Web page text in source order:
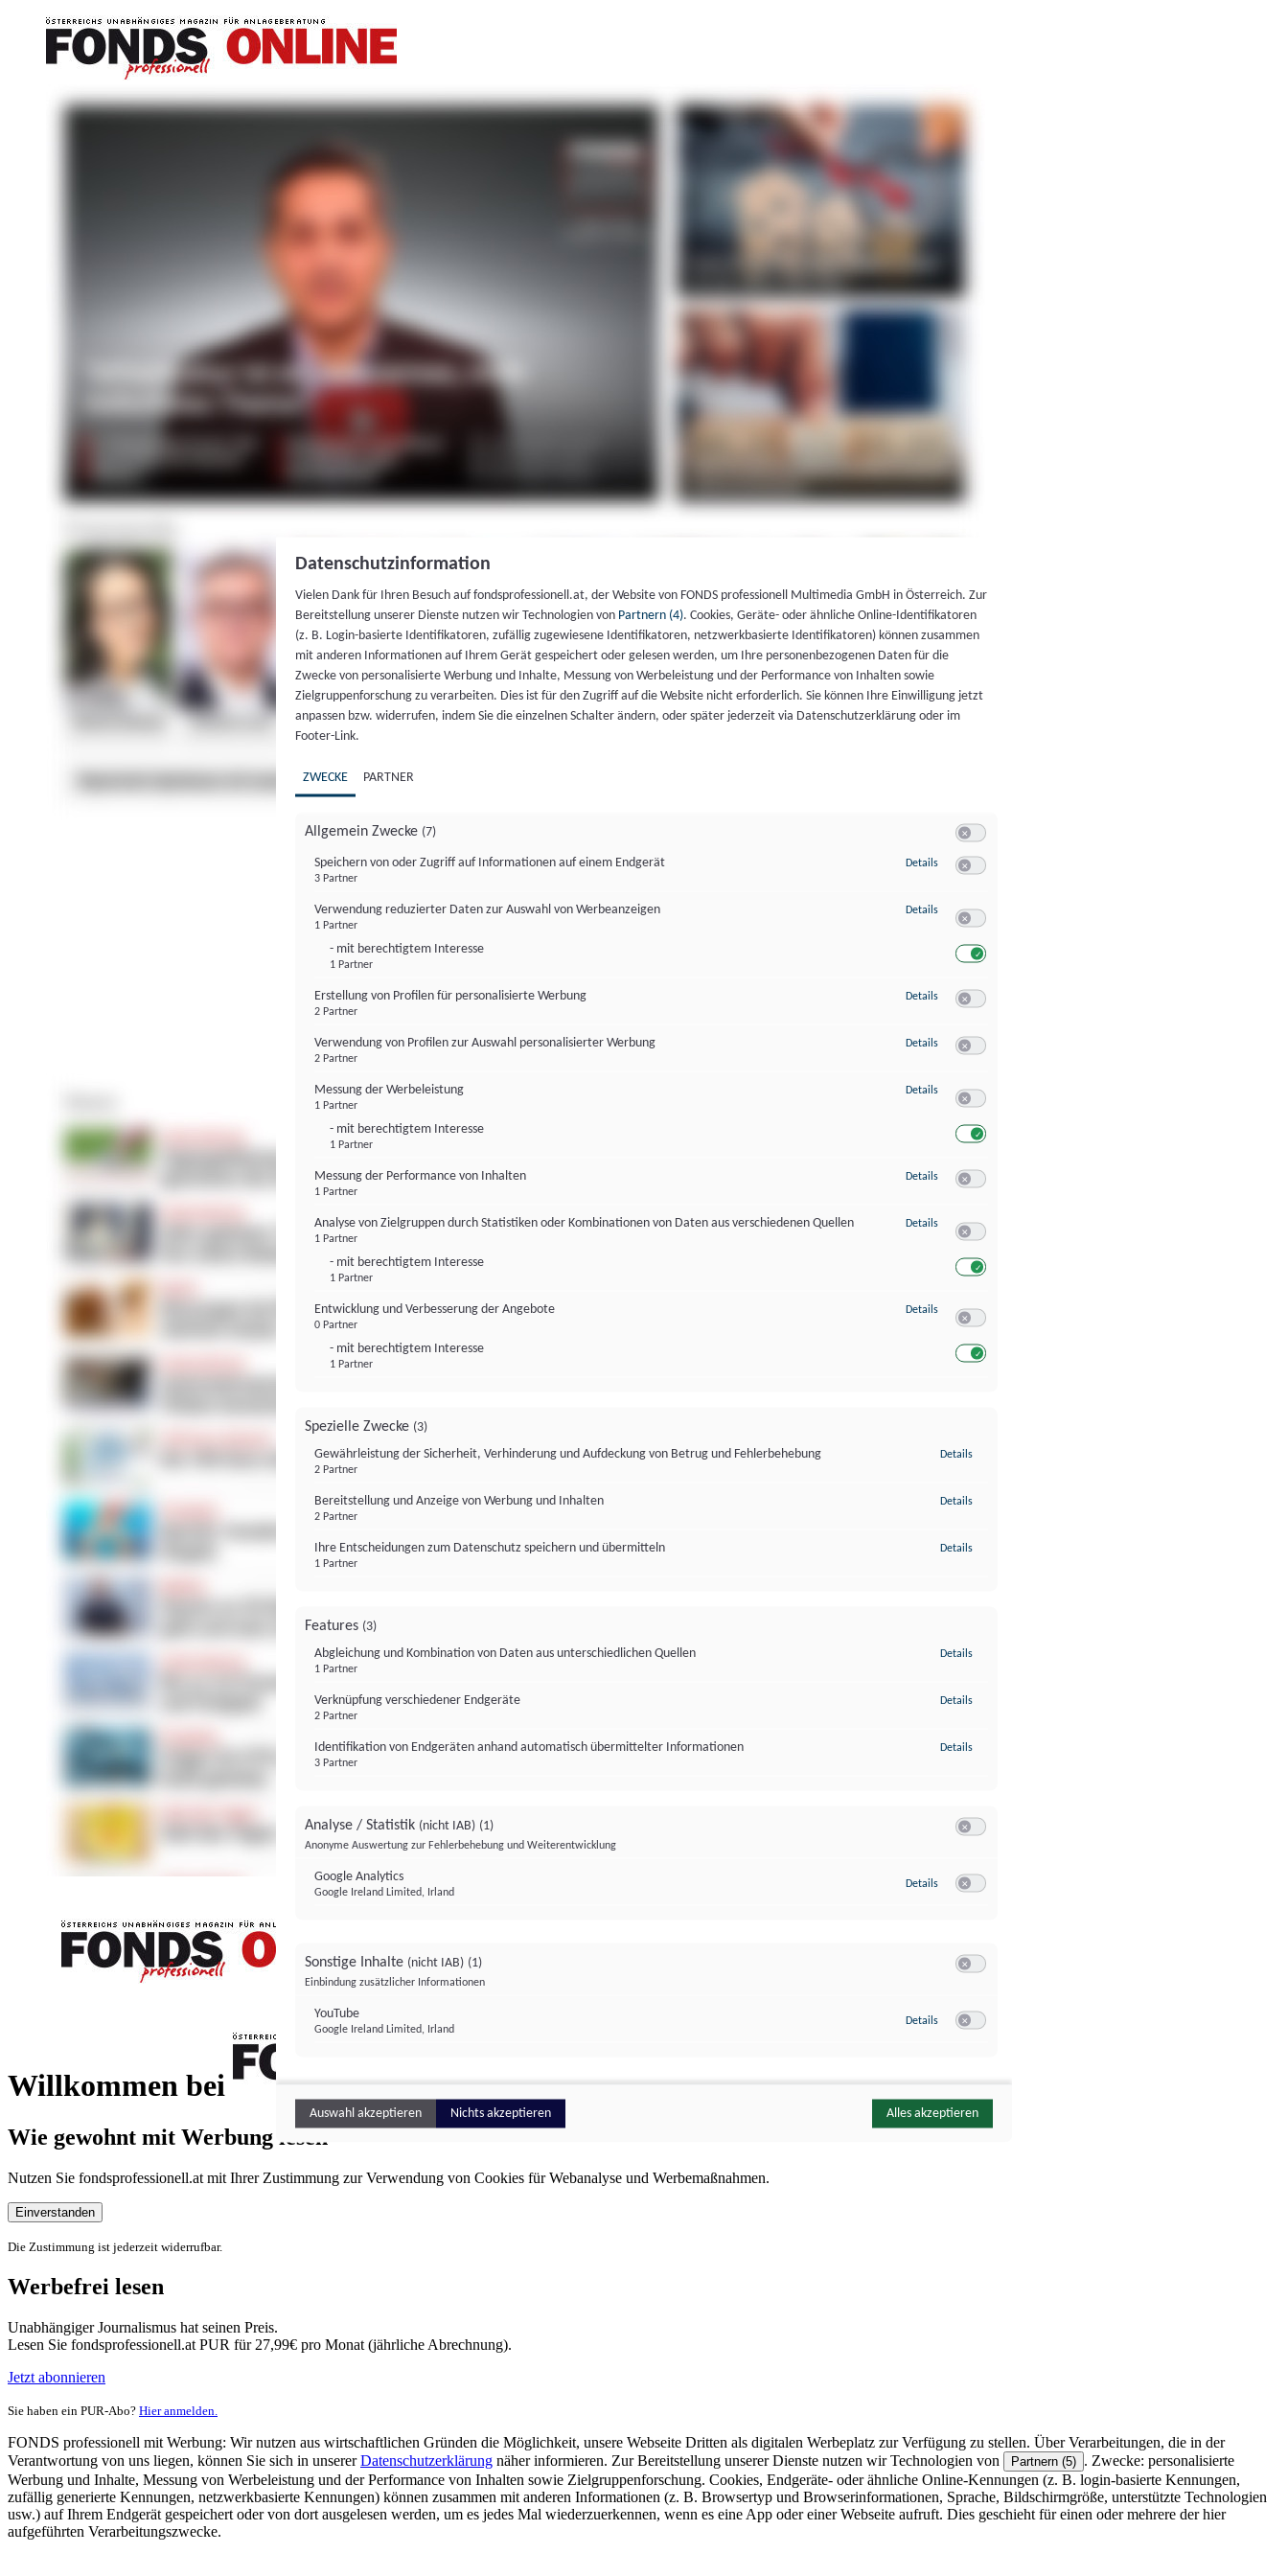
Willkommen bei
FONDS professionell
Wie gewohnt mit Werbung lesen
Nutzen Sie fondsprofessionell.at mit Ihrer Zustimmung zur Verwendung von Cookies für Webanalyse und Werbemaßnahmen.
Einverstanden
Die Zustimmung ist jederzeit widerrufbar.
Werbefrei lesen
Unabhängiger Journalismus hat seinen Preis.
Lesen Sie fondsprofessionell.at PUR für 27,99€ pro Monat (jährliche Abrechnung).
Jetzt abonnieren
Sie haben ein PUR-Abo? Hier anmelden.
FONDS professionell mit Werbung: Wir nutzen aus wirtschaftlichen Gründen die Möglichkeit, unsere Webseite Dritten als digitalen Werbeplatz zur Verfügung zu stellen. Über Verarbeitungen, die in der
Verantwortung von uns liegen, können Sie sich in unsererDatenschutzerklärung näher informieren. Zur Bereitstellung unserer Dienste nutzen wir Technologien von Partnern (5) . Zwecke: personalisierte
Werbung und Inhalte, Messung von Werbeleistung und der Performance von Inhalten sowie Zielgruppenforschung. Cookies, Endgeräte- oder ähnliche Online-Kennungen (z. B. login-basierte Kennungen,
zufällig generierte Kennungen, netzwerkbasierte Kennungen) können zusammen mit anderen Informationen (z. B. Browsertyp und Browserinformationen, Sprache, Bildschirmgröße, unterstützte Technologien
usw.) auf Ihrem Endgerät gespeichert oder von dort ausgelesen werden, um es jedes Mal wiederzuerkennen, wenn es eine App oder einer Webseite aufruft. Dies geschieht für einen oder mehrere der hier
aufgeführten Verarbeitungszwecke.
Datenschutzinformation
Vielen Dank für Ihren Besuch auf fondsprofessionell.at, der Website von FONDS professionell Multimedia GmbH in Österreich. Zur
Bereitstellung unserer Dienste nutzen wir Technologien von Partnern (4). Cookies, Geräte- oder ähnliche Online-Identifikatoren
(z. B. Login-basierte Identifikatoren, zufällig zugewiesene Identifikatoren, netzwerkbasierte Identifikatoren) können zusammen
mit anderen Informationen auf Ihrem Gerät gespeichert oder gelesen werden, um Ihre personenbezogenen Daten für die
Zwecke von personalisierte Werbung und Inhalte, Messung von Werbeleistung und der Performance von Inhalten sowie
Zielgruppenforschung zu verarbeiten. Dies ist für den Zugriff auf die Website nicht erforderlich. Sie können Ihre Einwilligung jetzt
anpassen bzw. widerrufen, indem Sie die einzelnen Schalter ändern, oder später jederzeit via Datenschutzerklärung oder im
Footer-Link.
ZWECKE PARTNER
Allgemein Zwecke (7)
Speichern von oder Zugriff auf Informationen auf einem Endgerät
3 Partner
Details zu Speichern von oder Zugriff auf Informationen auf einem Endgerät
Verwendung reduzierter Daten zur Auswahl von Werbeanzeigen
1 Partner
- mit berechtigtem Interesse
1 Partner
Details zu Verwendung reduzierter Daten zur Auswahl von Werbeanzeigen
Erstellung von Profilen für personalisierte Werbung
2 Partner
Details zu Erstellung von Profilen für personalisierte Werbung
Verwendung von Profilen zur Auswahl personalisierter Werbung
2 Partner
Details zu Verwendung von Profilen zur Auswahl personalisierter Werbung
Messung der Werbeleistung
1 Partner
- mit berechtigtem Interesse
1 Partner
Details zu Messung der Werbeleistung
Messung der Performance von Inhalten
1 Partner
Details zu Messung der Performance von Inhalten
Analyse von Zielgruppen durch Statistiken oder Kombinationen von Daten aus verschiedenen Quellen
1 Partner
- mit berechtigtem Interesse
1 Partner
Details zu Analyse von Zielgruppen durch Statistiken oder Kombinationen von
Entwicklung und Verbesserung der Angebote
0 Partner
- mit berechtigtem Interesse
1 Partner
Details zu Entwicklung und Verbesserung der Angebote
Spezielle Zwecke (3)
Gewährleistung der Sicherheit, Verhinderung und Aufdeckung von Betrug und Fehlerbehebung
2 Partner
Details
Bereitstellung und Anzeige von Werbung und Inhalten
2 Partner
Details
Ihre Entscheidungen zum Datenschutz speichern und übermitteln
1 Partner
Details
Features (3)
Abgleichung und Kombination von Daten aus unterschiedlichen Quellen
1 Partner
Details
Verknüpfung verschiedener Endgeräte
2 Partner
Details
Identifikation von Endgeräten anhand automatisch übermittelter Informationen
3 Partner
Details
Analyse / Statistik (nicht IAB) (1)
Anonyme Auswertung zur Fehlerbehebung und Weiterentwicklung
Google Analytics
Google Ireland Limited, Irland
Details zu Google Analytics
Sonstige Inhalte (nicht IAB) (1)
Einbindung zusätzlicher Informationen
YouTube
Google Ireland Limited, Irland
Details zu YouTube
Auswahl akzeptieren Nichts akzeptieren Alles akzeptieren